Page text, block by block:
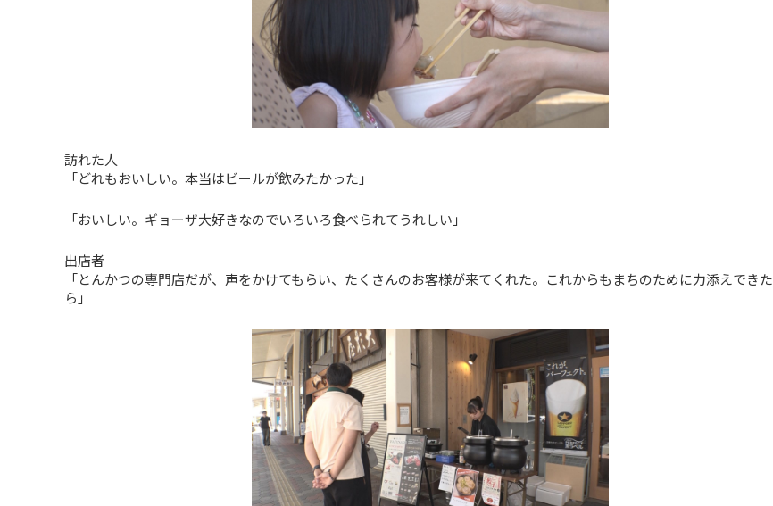
訪れた人
「どれもおいしい。本当はビールが飲みたかった」
「おいしい。ギョーザ大好きなのでいろいろ食べられてうれしい」
出店者
「とんかつの専門店だが、声をかけてもらい、たくさんのお客様が来てくれた。これからもまちのために力添えできた
ら」